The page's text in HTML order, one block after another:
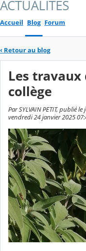
ACTUALITES
Accueil Blog Forum
‹ Retour au blog
Les travaux
collège
Par SYLVAIN PETIT, publié
vendredi 24 janvier 2025